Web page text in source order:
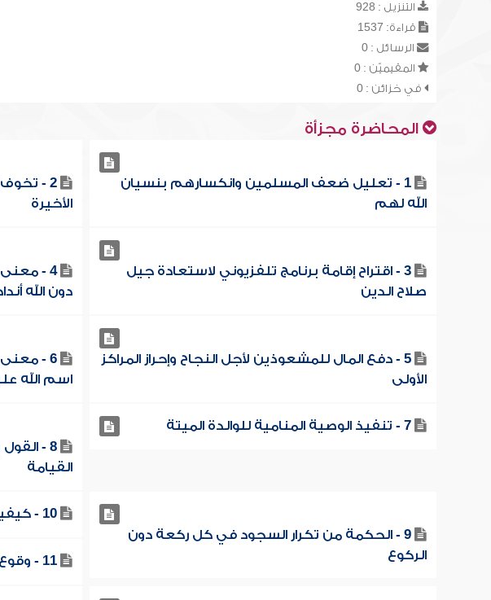
التنزيل : 928
قراءة: 1537
الرسائل : 0
المقيميّن : 0
في خزائن : 0
المحاضرة مجزأة
1 - تعليل ضعف المسلمين وانكسارهم بنسيان
الله لهم
2 - تخوف
الأخيرة
3 - اقتراح إقامة برنامج تلفزيوني لاستعادة جيل
صلاح الدين
4 -
دون الله
5 - دفع المال للمشعوذين لأجل النجاح وإحراز المراكز
الأولى
6 - معنى
اسم الله
7 - تنفيذ الوصية المنامية للوالدة الميتة
8 -
القيامة
9 - الحكمة من تكرار السجود في كل ركعة دون
الركوع
10 - كيفية غسل الميت
11 - وقوع العذاب على الميت بين الروح والجسد